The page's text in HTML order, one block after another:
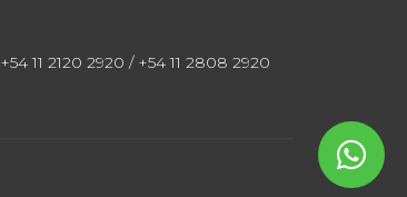
+54 11 2120 2920 / +54 11 2808 2920